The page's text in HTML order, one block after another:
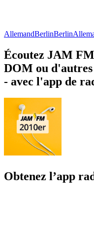
AllemandBerlinBerlin
Écoutez JAM
DOM ou
- avec l'app de
Obtenez l’app